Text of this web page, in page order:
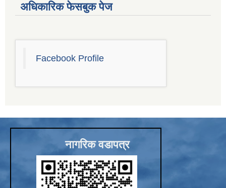
अधिकारिक फेसबुक पेज
Facebook Profile
नागरिक वडापत्र